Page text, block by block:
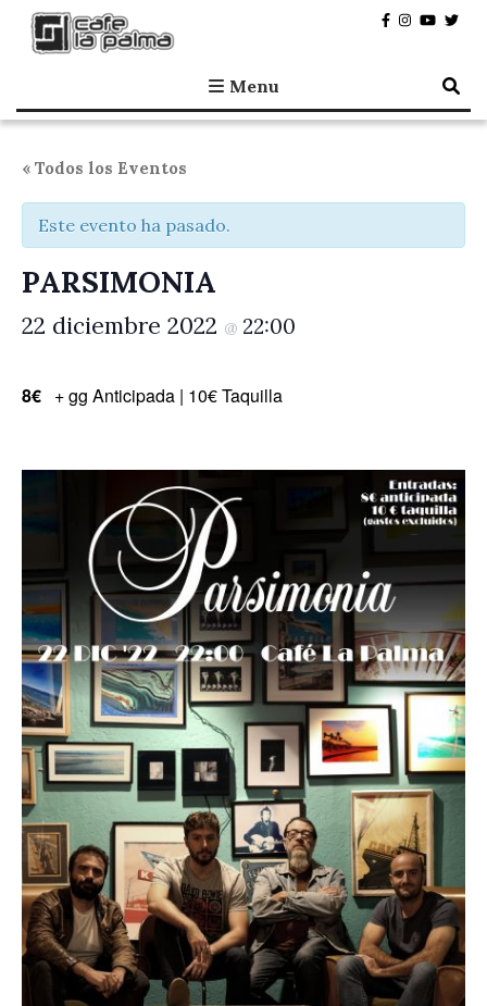
Café la Palma
Programando música en directo en Madrid, desde 1995.
Menu
« Todos los Eventos
Este evento ha pasado.
PARSIMONIA
22 diciembre 2022 @ 22:00
8€ + gg Anticipada | 10€ Taquilla